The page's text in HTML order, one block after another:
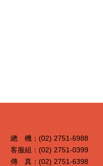
總 機：(02) 2751-6988
客服組：(02) 2751-0399
傳 真：(02) 2751-6398